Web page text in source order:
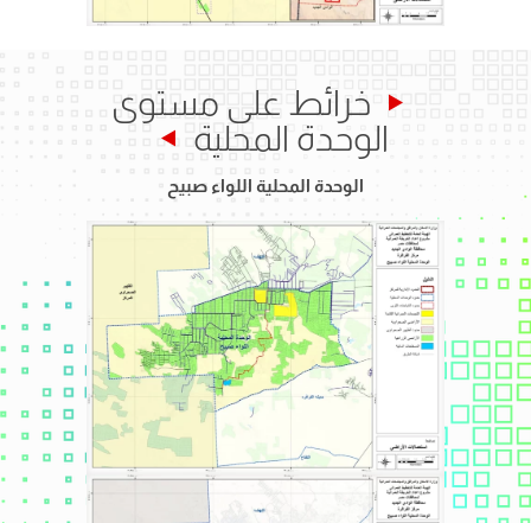
خرائط على مستوى
الوحدة المحلية
الوحدة المحلية اللواء صبيح